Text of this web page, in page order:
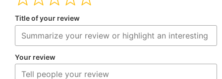
Title of your review
Your review